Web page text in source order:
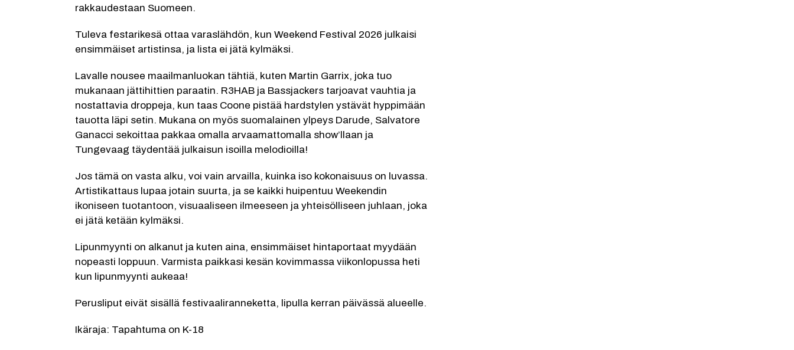
rakkaudestaan Suomeen.
Tuleva festarikesä ottaa varaslähdön, kun Weekend Festival 2026 julkaisi
ensimmäiset artistinsa, ja lista ei jätä kylmäksi.
Lavalle nousee maailmanluokan tähtiä, kuten Martin Garrix, joka tuo
mukanaan jättihittien paraatin. R3HAB ja Bassjackers tarjoavat vauhtia ja
nostattavia droppeja, kun taas Coone pistää hardstylen ystävät hyppimään
tauotta läpi setin. Mukana on myös suomalainen ylpeys Darude, Salvatore
Ganacci sekoittaa pakkaa omalla arvaamattomalla show’llaan ja
Tungevaag täydentää julkaisun isoilla melodioilla!
Jos tämä on vasta alku, voi vain arvailla, kuinka iso kokonaisuus on luvassa.
Artistikattaus lupaa jotain suurta, ja se kaikki huipentuu Weekendin
ikoniseen tuotantoon, visuaaliseen ilmeeseen ja yhteisölliseen juhlaan, joka
ei jätä ketään kylmäksi.
Lipunmyynti on alkanut ja kuten aina, ensimmäiset hintaportaat myydään
nopeasti loppuun. Varmista paikkasi kesän kovimmassa viikonlopussa heti
kun lipunmyynti aukeaa!
Perusliput eivät sisällä festivaaliranneketta, lipulla kerran päivässä alueelle.
Ikäraja: Tapahtuma on K-18